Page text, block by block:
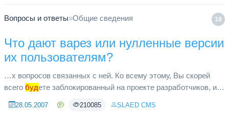
18
Вопросы и ответы»Общие сведения
Что дают варез или нулленные версии
их пользователям?
…х вопросов связанных с ней. Ко всему этому, Вы скорей
всего будете заблокированный на проекте разработчиков, и
с развитием...
28.05.2007 210085 SLAED CMS